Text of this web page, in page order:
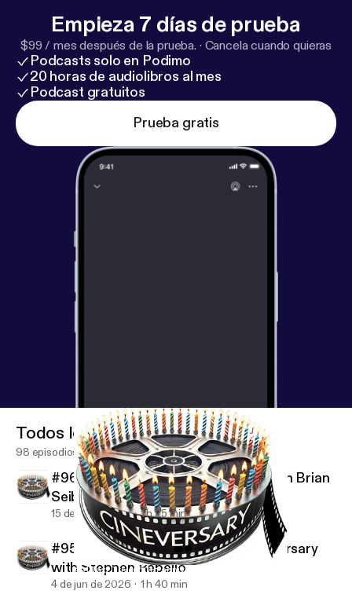
8496228878/2571514758186447450 ].
Empieza 7 días de prueba
$99 / mes después de la prueba. · Cancela cuando quieras
Podcasts solo en Podimo
20 horas de audiolibros al mes
Podcast gratuitos
Prueba gratis
#91 Taxi Driver 50th anniversary with Eddie Muller
Cineversary
Todos los episodios
98 episodios
#96 Swing Time 90th anniversary with Brian
Seibert and George Stevens Jr.
15 de jul de 2026 1 h 25 min
#95 Strangers on a Train 75th anniversary
with Stephen Rebello
4 de jun de 2026 1 h 40 min